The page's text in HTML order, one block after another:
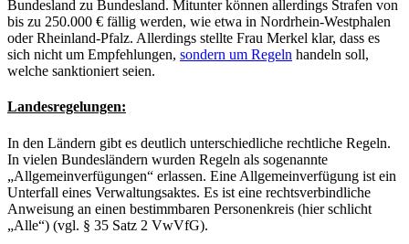
Bundesland zu Bundesland. Mitunter können allerdings Strafen von
bis zu 250.000 € fällig werden, wie etwa in Nordrhein-Westphalen
oder Rheinland-Pfalz. Allerdings stellte Frau Merkel klar, dass es
sich nicht um Empfehlungen, sondern um Regeln handeln soll,
welche sanktioniert seien.
Landesregelungen:
In den Ländern gibt es deutlich unterschiedliche rechtliche Regeln.
In vielen Bundesländern wurden Regeln als sogenannte
„Allgemeinverfügungen“ erlassen. Eine Allgemeinverfügung ist ein
Unterfall eines Verwaltungsaktes. Es ist eine rechtsverbindliche
Anweisung an einen bestimmbaren Personenkreis (hier schlicht
„Alle“) (vgl. § 35 Satz 2 VwVfG).